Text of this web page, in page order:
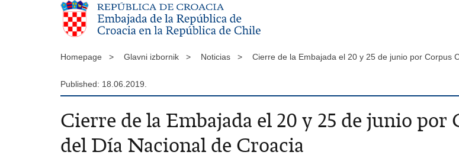
Homepage > Glavni izbornik > Noticias > Cierre de la Embajada el 20 y 25 de junio por
Published: 18.06.2019.
Cierre de la Embajada el 20 y 25 de junio
del Día Nacional de Croacia